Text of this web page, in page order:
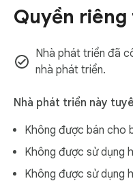
Bạn hoàn toàn kiểm
◆ Nút bật/tắt loại media
◆ Giới hạn quét — Xác
◆ Thời gian chờ tải
Quyền
Nhà phát triển đã
nhà phát triển.
Nhà phát triển này
Không được bán cho
Không được sử dụng
Không được sử dụng